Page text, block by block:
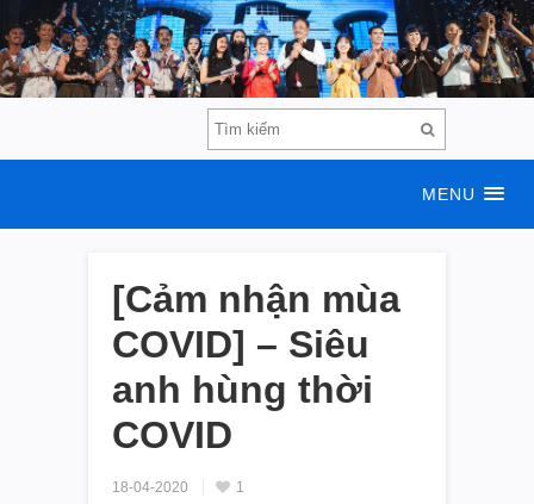
MENU
[Cảm nhận mùa
COVID] – Siêu
anh hùng thời
COVID
18-04-2020 1